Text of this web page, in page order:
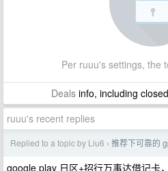
Per ruuu's settings, the
Dealsinfo, including
ruuu's recent replies
Replied to a topic by Liu6 › 推荐下可靠的
google play 日区+招行万事达借记卡